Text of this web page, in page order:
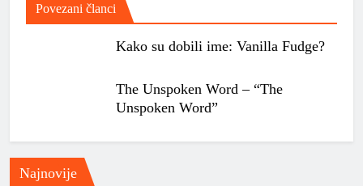
Povezani članci
Kako su dobili ime: Vanilla Fudge?
The Unspoken Word – “The
Unspoken Word”
Najnovije